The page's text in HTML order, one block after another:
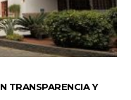
TRANSPARENCIA Y